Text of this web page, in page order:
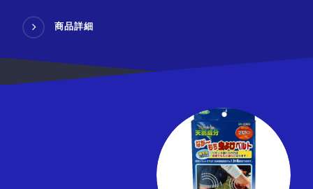
商品詳細